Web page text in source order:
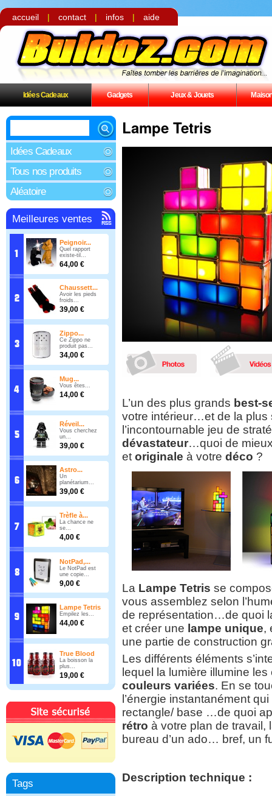
accueil | contact | infos | aide
Idées Cadeaux Gadgets Jeux & Jouets
Idées Cadeaux
Tous nos produits
Aléatoire
Meilleures ventes
Peignoir...
Quel rapport
existe-til...
64,00 €
Chaussett...
Avoir les pieds
froids...
39,00 €
Zippo...
Ce Zippo ne
produit pas...
34,00 €
Mug...
Vous êtes...
14,00 €
Réveil...
Vous cherchez
un...
39,00 €
Astro...
Un
planétarium...
39,00 €
Trèfle à...
La chance ne
se...
4,00 €
NotPad,...
Le NotPad est
une copie...
9,00 €
Lampe Tetris
Empilez les...
44,00 €
True Blood
La boisson la
plus...
19,00 €
Tags
Lampe Tetris
L’un des plus grands best-
votre intérieur…et de la
l’incontournable jeu de
dévastateur…quoi de
et originale à votre déco ?
La Lampe Tetris se
vous assemblez selon
de représentation…de quoi
et créer une lampe unique,
une partie de construction
Les différents éléments
lequel la lumière illumine
couleurs variées. En se
l’énergie instantanément
rectangle/ base …de quoi
rétro à votre plan de travail,
bureau d’un ado… bref, un
Description technique :